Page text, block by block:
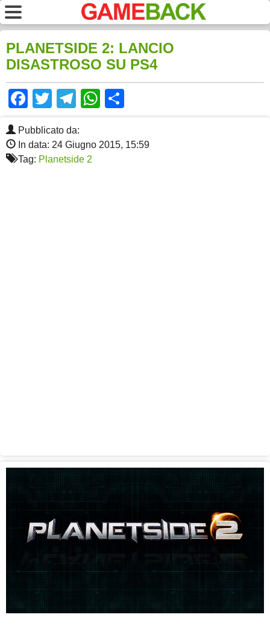
PLANETSIDE 2: LANCIO
DISASTROSO SU PS4
Facebook
TwitterTelegram
WhatsApp
Pubblicato da:
In data: 24 Giugno 2015, 15:59
Tag: Planetside 2